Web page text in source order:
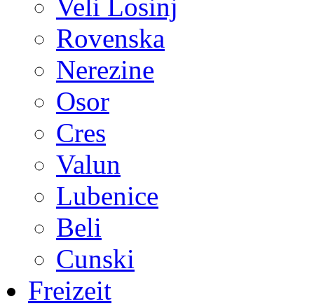
Veli Losinj
Rovenska
Nerezine
Osor
Cres
Valun
Lubenice
Beli
Cunski
Freizeit